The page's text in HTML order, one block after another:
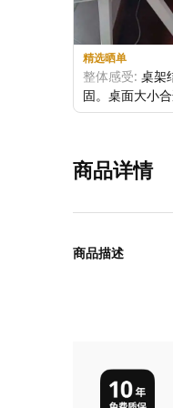
精选晒单
整体感受: 桌架
固。桌面大小合
商品详情
商品描述